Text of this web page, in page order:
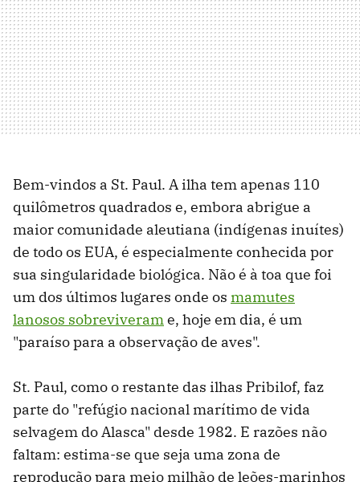
Bem-vindos a St. Paul. A ilha tem apenas 110
quilômetros quadrados e, embora abrigue a
maior comunidade aleutiana (indígenas inuítes)
de todo os EUA, é especialmente conhecida por
sua singularidade biológica. Não é à toa que foi
um dos últimos lugares onde os mamutes
lanosos sobreviverame, hoje em dia, é um
"paraíso para a observação de aves".
St. Paul, como o restante das ilhas Pribilof, faz
parte do "refúgio nacional marítimo de vida
selvagem do Alasca" desde 1982. E razões não
faltam: estima-se que seja uma zona de
reprodução para meio milhão de leões-marinhos